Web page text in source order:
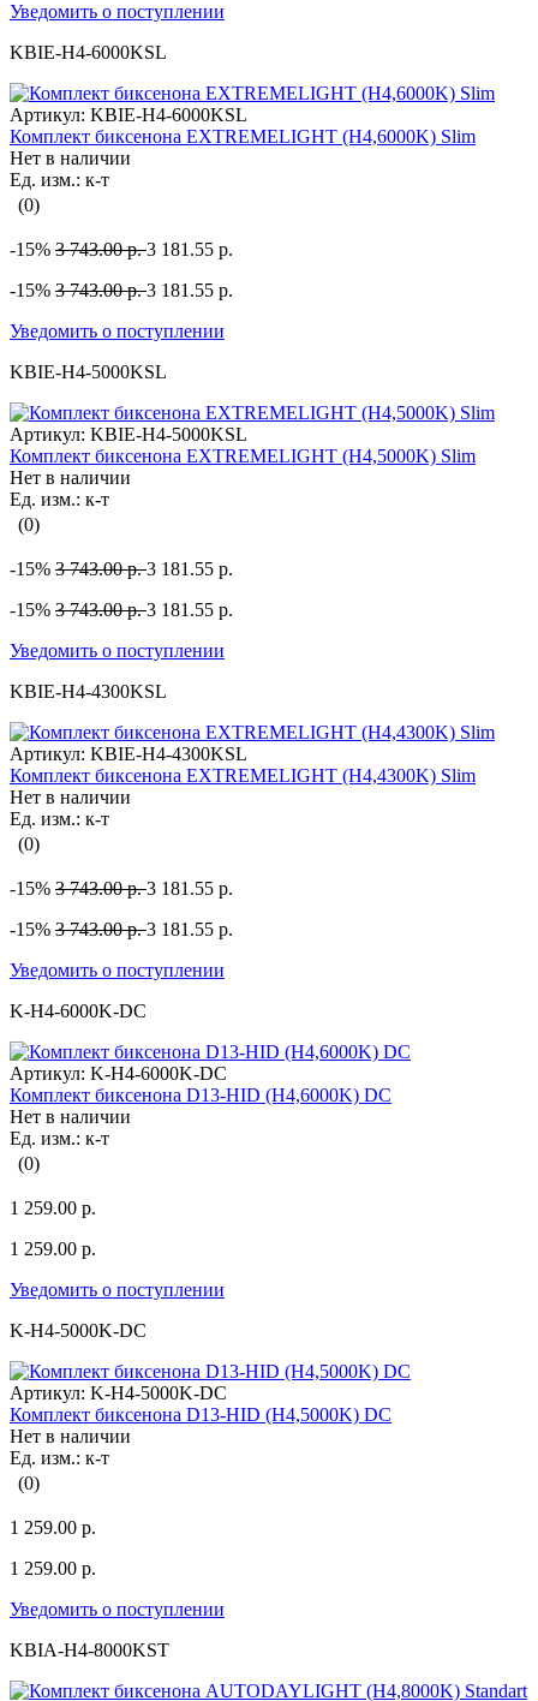
Уведомить о поступлении
KBIE-H4-6000KSL
Артикул: KBIE-H4-6000KSL
Комплект биксенона EXTREMELIGHT (H4,6000K) Slim
Нет в наличии
Ед. изм.: к-т
(0)
-15% 3 743.00 р.3 181.55 р.
-15% 3 743.00 р.3 181.55 р.
Уведомить о поступлении
KBIE-H4-5000KSL
Артикул: KBIE-H4-5000KSL
Комплект биксенона EXTREMELIGHT (H4,5000K) Slim
Нет в наличии
Ед. изм.: к-т
(0)
-15% 3 743.00 р.3 181.55 р.
-15% 3 743.00 р.3 181.55 р.
Уведомить о поступлении
KBIE-H4-4300KSL
Артикул: KBIE-H4-4300KSL
Комплект биксенона EXTREMELIGHT (H4,4300K) Slim
Нет в наличии
Ед. изм.: к-т
(0)
-15% 3 743.00 р.3 181.55 р.
-15% 3 743.00 р.3 181.55 р.
Уведомить о поступлении
K-H4-6000K-DC
Артикул: K-H4-6000K-DC
Комплект биксенона D13-HID (H4,6000K) DC
Нет в наличии
Ед. изм.: к-т
(0)
1 259.00 р.
1 259.00 р.
Уведомить о поступлении
K-H4-5000K-DC
Артикул: K-H4-5000K-DC
Комплект биксенона D13-HID (H4,5000K) DC
Нет в наличии
Ед. изм.: к-т
(0)
1 259.00 р.
1 259.00 р.
Уведомить о поступлении
KBIA-H4-8000KST